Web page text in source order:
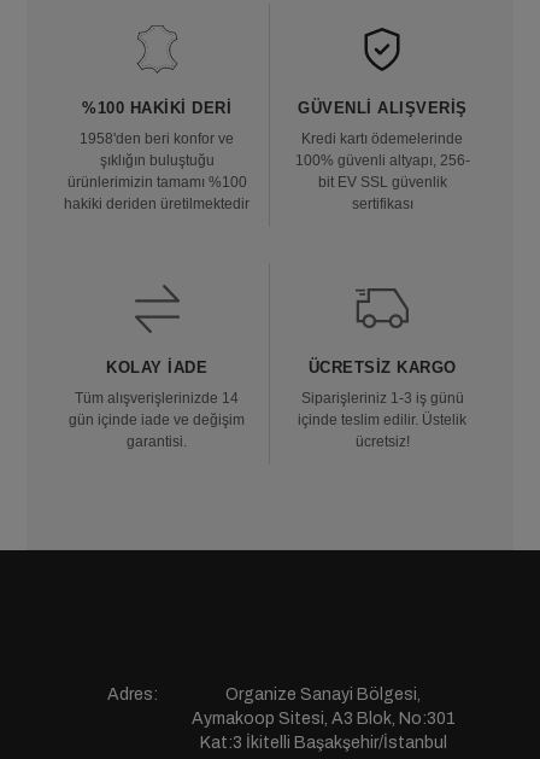
%100 HAKIKI DERI
1958'den beri konfor ve
şıklığın buluştuğu
ürünlerimizin tamamı %100
hakiki deriden üretilmektedir
GÜVENLI ALIŞVERIŞ
Kredi kartı ödemelerinde
100% güvenli altyapı, 256-
bit EV SSL güvenlik
sertifikası
KOLAY İADE
Tüm alışverişlerinizde 14
gün içinde iade ve değişim
garantisi.
ÜCRETSIZ KARGO
Siparişleriniz 1-3 iş günü
içinde teslim edilir. Üstelik
ücretsiz!
Adres:
Organize Sanayi Bölgesi,
Aymakoop Sitesi, A3 Blok, No:301
Kat:3 İkitelli Başakşehir/İstanbul